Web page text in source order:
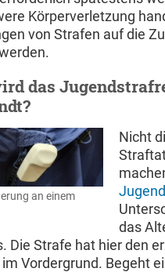
Körperverletzung
von Strafen auf die
das
an einem
Nicht
das
Die Strafe hat hier den
Vordergrund. Begeht